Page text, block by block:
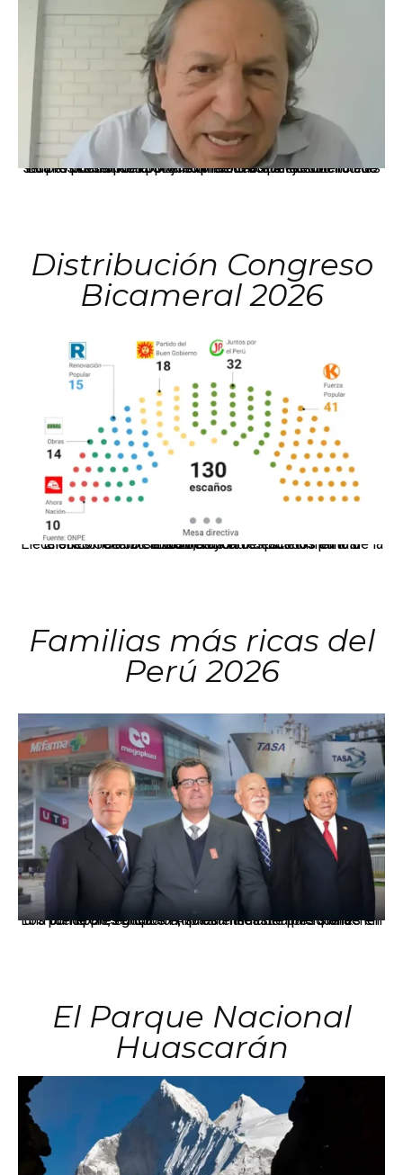
La presidenta Keiko Fujimori informó que la solicitud de indulto presentada por el expresidente Alejandro Toledo será evaluada por la Comisión de Gracias Presidenciales conforme al procedimiento establecido.
Distribución Congreso
Bicameral 2026
El JNE oficializó la distribución de escaños para la elección de 60 senadores y 130 diputados en las Elecciones Generales 2026, tras el restablecimiento de la Bicameralidad.
Familias más ricas del
Perú 2026
Los principales grupos empresariales del país mantienen una fuerte presencia en Áncash mediante inversiones en comercio, educación, salud e industria pesquera.
El Parque Nacional
Huascarán